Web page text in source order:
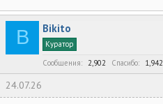
B Bikito
Куратор
Сообщения
2,902 Спасибо 1,942
24.07.26